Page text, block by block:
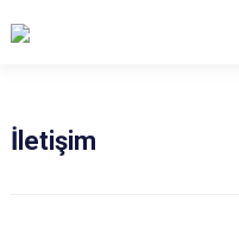
İletişim